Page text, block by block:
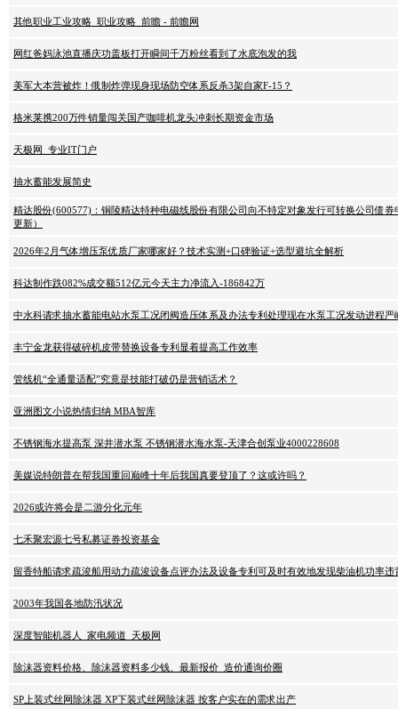
其他职业工业攻略_职业攻略_前瞻 - 前瞻网
网红爸妈泳池直播庆功盖板打开瞬间千万粉丝看到了水底泡发的我
美军大本营被炸！俄制炸弹现身现场防空体系反杀3架自家F-15？
格米莱携200万件销量闯关国产咖啡机龙头冲刺长期资金市场
天极网_专业IT门户
抽水蓄能发展简史
精达股份(600577)：铜陵精达特种电磁线股份有限公司向不特定对象发行可转换公司债
更新）
2026年2月气体增压泵优质厂家哪家好？技术实测+口碑验证+选型避坑全解析
科达制作跌082%成交额512亿元今天主力净流入-186842万
中水科请求抽水蓄能电站水泵工况闭阀造压体系及办法专利处理现在水泵工况发动进程
丰宁金龙获得破碎机皮带替换设备专利显着提高工作效率
管线机“全通量适配”究竟是技能打破仍是营销话术？
亚洲图文小说热情归纳 MBA智库
不锈钢海水提高泵 深井潜水泵 不锈钢潜水海水泵-天津合创泵业4000228608
美媒说特朗普在帮我国重回巅峰十年后我国真要登顶了？这或许吗？
2026或许将会是二游分化元年
七禾聚宏源七号私募证券投资基金
留香特船请求疏浚船用动力疏浚设备点评办法及设备专利可及时有效地发现柴油机功率
2003年我国各地防汛状况
深度智能机器人_家电频道_天极网
除沫器资料价格、除沫器资料多少钱、最新报价_造价通询价圈
SP上装式丝网除沫器 XP下装式丝网除沫器 按客户实在的需求出产